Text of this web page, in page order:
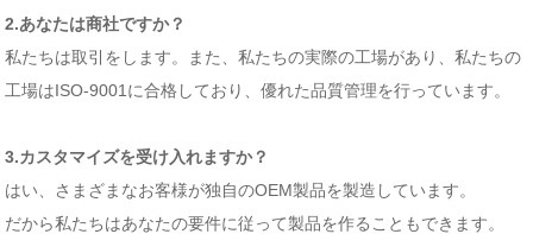
2.あなたは商社ですか？
私たちは取引をします。また、私たちの実際の工場があり、私たちの
工場はISO-9001に合格しており、優れた品質管理を行っています。
3.カスタマイズを受け入れますか？
はい、さまざまなお客様が独自のOEM製品を製造しています。
だから私たちはあなたの要件に従って製品を作ることもできます。